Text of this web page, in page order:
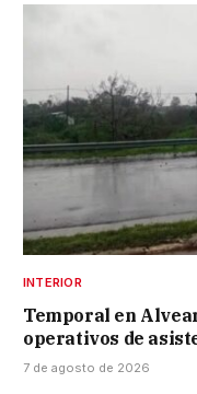
INTERIOR
Temporal en
operativos de
7 de agosto de 2026